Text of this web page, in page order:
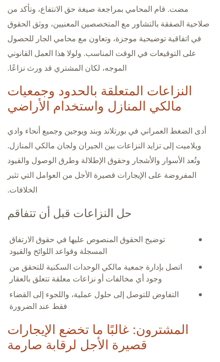
مضت. قام المحامي بمراجعة صيغة حق الانتفاع، وتأكد من
صلاحية الصفقة بالتشاور مع المتخصصين المعنيين، ووثق الحقوق
في اتفاقية توضيحية موجزة، وتعاون مع محامي الجار للحصول
على التوقيعات في الوقت المناسب. ولولا هذا العمل القانوني
الموجه، لكان المشتري قد ورث نزاعًا.
النزاعات المتعلقة بالحدود وجمعيات
مالكي المنازل واستخدام الأراضي
أدى الضغط العمراني في بورتلاند وبند ويوجين وجميع أنحاء وادي
ويلاميت إلى تزايد النزاعات بين الجيران ولجان مالكي المنازل.
وتُعد الأسوار والأشجار وحقوق الإطلالة وطرق الوصول والقيود
المفروضة على الإيجارات قصيرة الأجل من العوامل التي تثير
الخلافات.
حل النزاعات قبل أن تتفاقم
توضيح الحقوق المنصوص عليها في حقوق الارتفاق
المسجلة وقواعد اللوائح والقيود
اتصل بإدارة جمعية مالكي الوحدات السكنية للتحقق من
وجود أي مخالفات أو نزاعات معلقة تتعلق بالعقار
التفاوض للتوصل إلى حلول عملية، واللجوء إلى القضاء
فقط عند الضرورة
المشترون: غالبًا ما تخضع الإيجارات
قصيرة الأجل لرقابة صارمة